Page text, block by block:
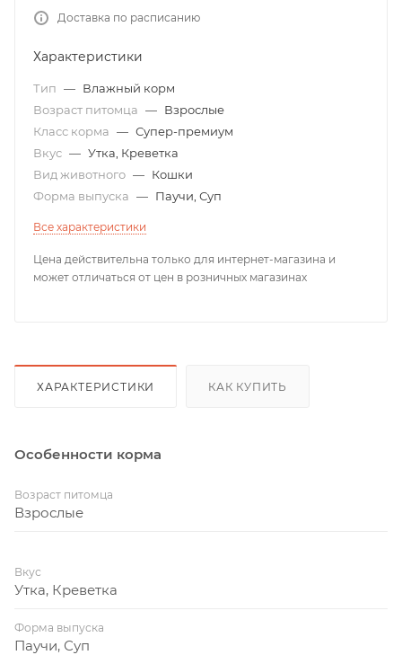
Доставка по расписанию
Характеристики
Тип — Влажный корм
Возраст питомца — Взрослые
Класс корма — Супер-премиум
Вкус — Утка, Креветка
Вид животного — Кошки
Форма выпуска — Паучи, Суп
Все характеристики
Цена действительна только для интернет-магазина и
может отличаться от цен в розничных магазинах
ХАРАКТЕРИСТИКИ КАК КУПИТЬ
Особенности корма
Возраст питомца
Взрослые
Вкус
Утка, Креветка
Форма выпуска
Паучи, Суп